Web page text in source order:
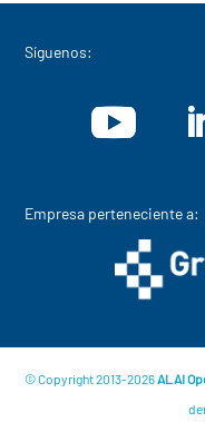
Síguenos:
Empresa perteneciente a:
© Copyright 2013-2026 ALAI